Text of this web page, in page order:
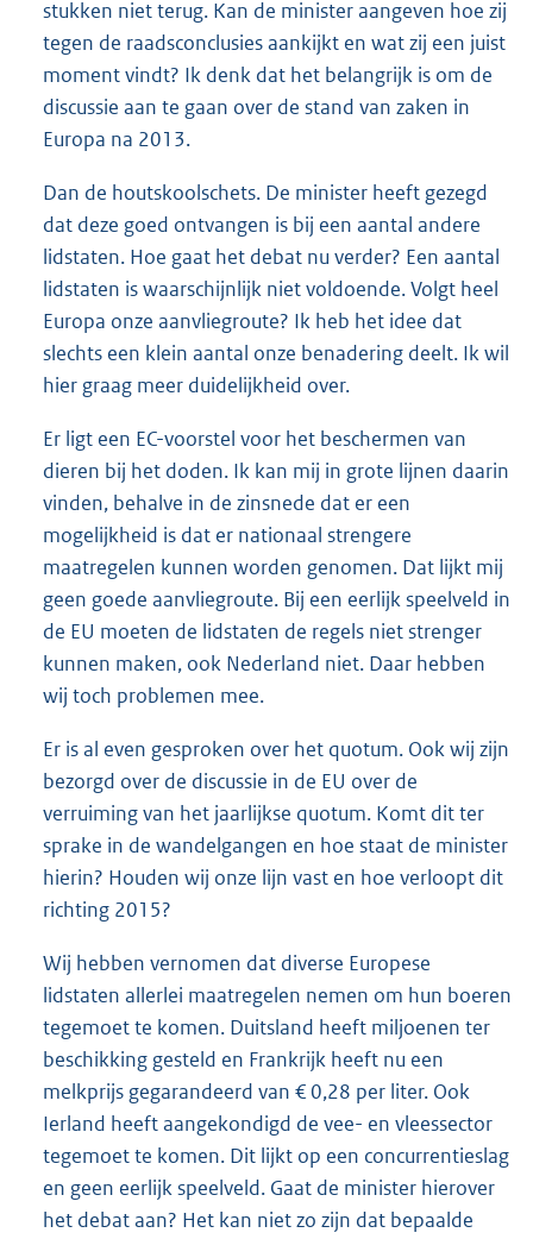
stukken niet terug. Kan de minister aangeven hoe zij
tegen de raadsconclusies aankijkt en wat zij een juist
moment vindt? Ik denk dat het belangrijk is om de
discussie aan te gaan over de stand van zaken in
Europa na 2013.
Dan de houtskoolschets. De minister heeft gezegd
dat deze goed ontvangen is bij een aantal andere
lidstaten. Hoe gaat het debat nu verder? Een aantal
lidstaten is waarschijnlijk niet voldoende. Volgt heel
Europa onze aanvliegroute? Ik heb het idee dat
slechts een klein aantal onze benadering deelt. Ik wil
hier graag meer duidelijkheid over.
Er ligt een EC-voorstel voor het beschermen van
dieren bij het doden. Ik kan mij in grote lijnen daarin
vinden, behalve in de zinsnede dat er een
mogelijkheid is dat er nationaal strengere
maatregelen kunnen worden genomen. Dat lijkt mij
geen goede aanvliegroute. Bij een eerlijk speelveld in
de EU moeten de lidstaten de regels niet strenger
kunnen maken, ook Nederland niet. Daar hebben
wij toch problemen mee.
Er is al even gesproken over het quotum. Ook wij zijn
bezorgd over de discussie in de EU over de
verruiming van het jaarlijkse quotum. Komt dit ter
sprake in de wandelgangen en hoe staat de minister
hierin? Houden wij onze lijn vast en hoe verloopt dit
richting 2015?
Wij hebben vernomen dat diverse Europese
lidstaten allerlei maatregelen nemen om hun boeren
tegemoet te komen. Duitsland heeft miljoenen ter
beschikking gesteld en Frankrijk heeft nu een
melkprijs gegarandeerd van € 0,28 per liter. Ook
Ierland heeft aangekondigd de vee- en vleessector
tegemoet te komen. Dit lijkt op een concurrentieslag
en geen eerlijk speelveld. Gaat de minister hierover
het debat aan? Het kan niet zo zijn dat bepaalde